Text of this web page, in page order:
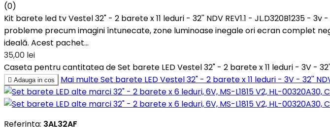
(0)
Kit barete led tv Vestel 32" - 2 barete x 11 leduri - 32'' NDV REV1.1 - JL.D320B1235 -
probleme precum imagini întunecate, zone luminoase inegale ori ecran complet
ideală. Acest pachet...
35,00 lei
Caseta pentru cantitatea de Set barete LED Vestel 32" - 2 barete x 11 leduri - 3V - 32''
 Adauga in cos Mai multeSet barete LED Vestel 32" - 2 barete x 11 leduri - 3V - 32''
Referinta: 3AL32AF